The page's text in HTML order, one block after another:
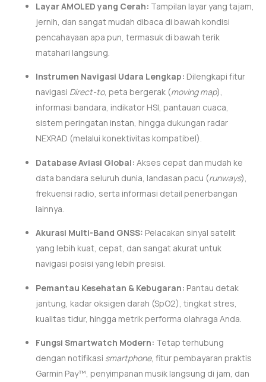
Layar AMOLED yang Cerah: Tampilan layar yang tajam,
jernih, dan sangat mudah dibaca di bawah kondisi
pencahayaan apa pun, termasuk di bawah terik
matahari langsung.
Instrumen Navigasi Udara Lengkap: Dilengkapi fitur
navigasi Direct-to, peta bergerak (moving map),
informasi bandara, indikator HSI, pantauan cuaca,
sistem peringatan instan, hingga dukungan radar
NEXRAD (melalui konektivitas kompatibel).
Database Aviasi Global: Akses cepat dan mudah ke
data bandara seluruh dunia, landasan pacu (runways),
frekuensi radio, serta informasi detail penerbangan
lainnya.
Akurasi Multi-Band GNSS: Pelacakan sinyal satelit
yang lebih kuat, cepat, dan sangat akurat untuk
navigasi posisi yang lebih presisi.
Pemantau Kesehatan & Kebugaran: Pantau detak
jantung, kadar oksigen darah (SpO2), tingkat stres,
kualitas tidur, hingga metrik performa olahraga Anda.
Fungsi Smartwatch Modern: Tetap terhubung
dengan notifikasi smartphone, fitur pembayaran praktis
Garmin Pay™, penyimpanan musik langsung di jam, dan